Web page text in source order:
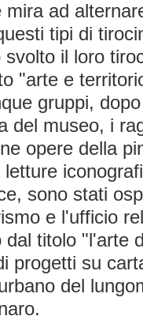
ad
tipi di
il loro
"arte e
gruppi,
del museo, i
opere della
sono stati
e l'ufficio
titolo "l'arte
progetti su
del